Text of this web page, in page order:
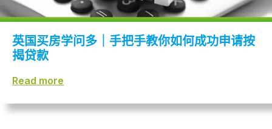
英国买房学问多｜手把手教你如何成功申请按
揭贷款
Read more